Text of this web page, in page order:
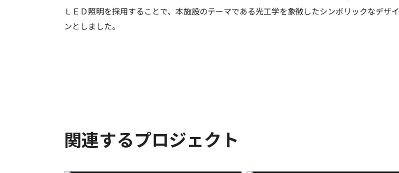
ＬＥＤ照明を採用することで、本施設のテーマである光工学を象徴したシンボリックなデザイ
ンとしました。
関連するプロジェクト